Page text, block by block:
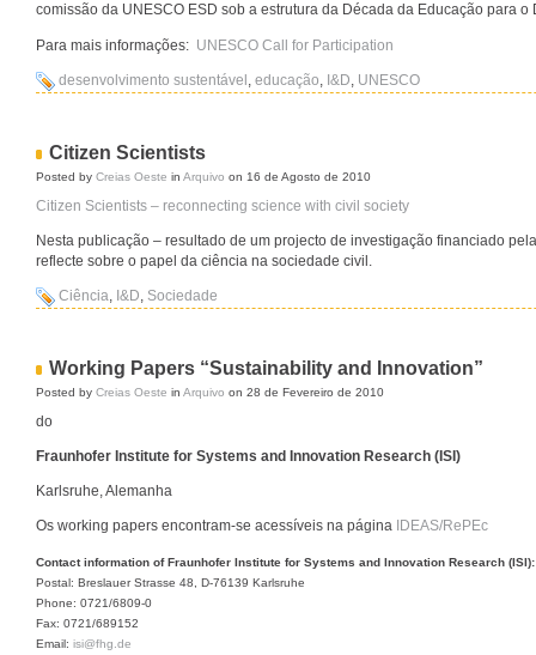
comissão da UNESCO ESD sob a estrutura da Década da Educação para
Para mais informações: UNESCO Call for Participation
desenvolvimento sustentável educação I&D UNESCO
Citizen Scientists
Posted by Creias Oeste in Arquivo on 16 de Agosto de 2010
Citizen Scientists – reconnecting science with civil society
Nesta publicação – resultado de um projecto de investigação financiado
reflecte sobre o papel da ciência na sociedade civil.
Ciência, I&D, Sociedade
Working Papers “Sustainability and Innovation”
Posted by Creias Oeste in Arquivo on 28 de Fevereiro de 2010
do
Fraunhofer Institute for Systems and Innovation Research (ISI)
Karlsruhe, Alemanha
Os working papers encontram-se acessíveis na página IDEAS/RePEc
Contact information of Fraunhofer Institute for Systems and Innovation Research (ISI):
Postal: Breslauer Strasse 48, D-76139 Karlsruhe
Phone: 0721/6809-0
Fax: 0721/689152
Email: isi@fhg.de